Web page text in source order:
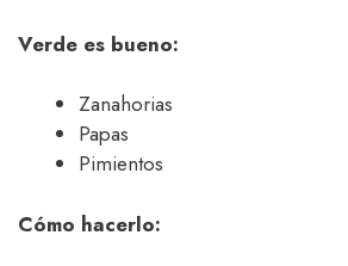
Verde es bueno:
Zanahorias
Papas
Pimientos
Cómo hacerlo: